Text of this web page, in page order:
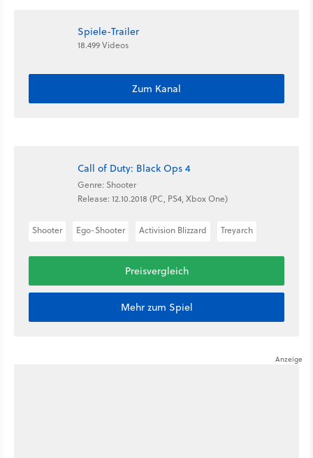
Spiele-Trailer
18.499 Videos
Zum Kanal
Call of Duty: Black Ops 4
Genre: Shooter
Release: 12.10.2018 (PC, PS4, Xbox One)
Shooter Ego-Shooter Activision Blizzard Treyarch
Preisvergleich
Mehr zum Spiel